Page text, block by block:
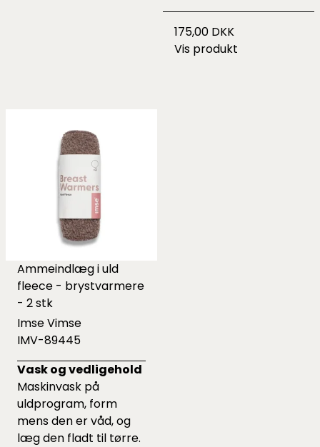
175,00 DKK
Vis produkt
Ammeindlæg i uld
fleece - brystvarmere
- 2 stk
Imse Vimse
IMV-89445
Vask og vedligehold
Maskinvask på
uldprogram, form
mens den er våd, og
læg den fladt til tørre.